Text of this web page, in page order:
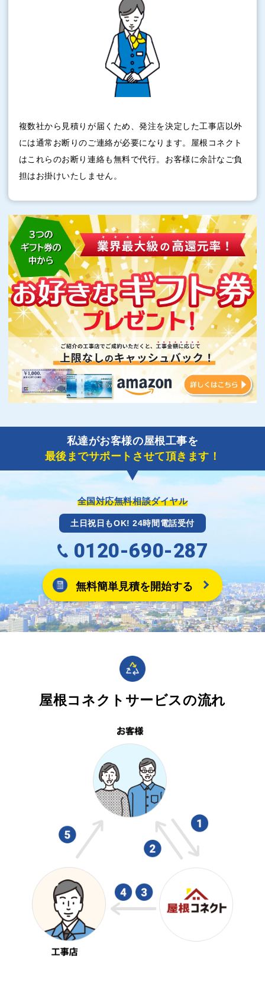
複数社から見積りが届くため、発注を決定した工事店以外
には通常お断りのご連絡が必要になります。屋根コネクト
はこれらのお断り連絡も無料で代行。お客様に余計なご負
担はお掛けいたしません。
私達がお客様の屋根工事を
最後までサポートさせて頂きます！
全国対応無料相談ダイヤル
土日祝日もOK! 24時間電話受付
0120-690-287
無料簡単見積を開始する
屋根コネクトサービスの流れ